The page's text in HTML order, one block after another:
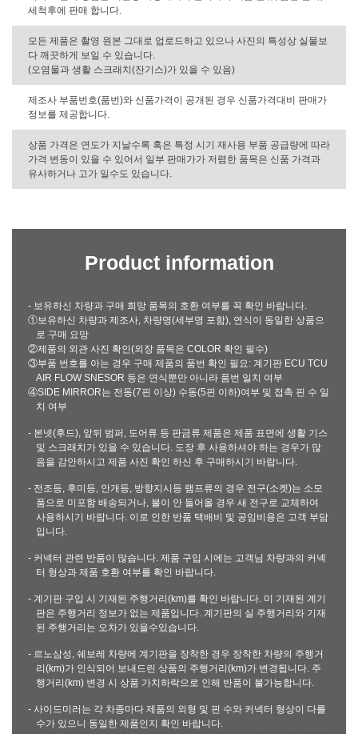
세척후에 판매 합니다.
모든 제품은 촬영 원본 그대로 업로드하고 있으나 사진의 특성상 실물보
다 깨끗하게 보일 수 있습니다.
(오염물과 생활 스크래치(잔기스)가 있을 수 있음)
제조사 부품번호(품번)와 신품가격이 공개된 경우 신품가격대비 판매가
정보를 제공합니다.
상품 가격은 연도가 지날수록 혹은 특정 시기 재사용 부품 공급량에 따라
가격 변동이 있을 수 있어서 일부 판매가가 저렴한 품목은 신품 가격과
유사하거나 고가 일수도 있습니다.
Product information
- 보유하신 차량과 구매 희망 품목의 호환 여부를 꼭 확인 바랍니다.
①보유하신 차량과 제조사, 차량명(세부명 포함), 연식이 동일한 상품으
로 구매 요망
②제품의 외관 사진 확인(외장 품목은 COLOR 확인 필수)
③부품 번호를 아는 경우 구매 제품의 품번 확인 필요: 계기판 ECU TCU
AIR FLOW SNESOR 등은 연식뿐만 아니라 품번 일치 여부
④SIDE MIRROR는 전동(7핀 이상) 수동(5핀 이하)여부 및 접촉 핀 수 일
치 여부
- 본넷(후드), 앞뒤 범퍼, 도어류 등 판금류 제품은 제품 표면에 생활 기스
및 스크래치가 있을 수 있습니다. 도장 후 사용하셔야 하는 경우가 많
음을 감안하시고 제품 사진 확인 하신 후 구매하시기 바랍니다.
- 전조등, 후미등, 안개등, 방향지시등 램프류의 경우 전구(소켓)는 소모
품으로 미포함 배송되거나, 불이 안 들어올 경우 새 전구로 교체하여
사용하시기 바랍니다. 이로 인한 반품 택배비 및 공임비용은 고객 부담
입니다.
- 커넥터 관련 반품이 많습니다. 제품 구입 시에는 고객님 차량과의 커넥
터 형상과 제품 호환 여부를 확인 바랍니다.
- 계기판 구입 시 기재된 주행거리(km)를 확인 바랍니다. 미 기재된 계기
판은 주행거리 정보가 없는 제품입니다. 계기판의 실 주행거리와 기재
된 주행거리는 오차가 있을수있습니다.
- 르노삼성, 쉐보레 차량에 계기판을 장착한 경우 장착한 차량의 주행거
리(km)가 인식되어 보내드린 상품의 주행거리(km)가 변경됩니다. 주
행거리(km) 변경 시 상품 가치하락으로 인해 반품이 불가능합니다.
- 사이드미러는 각 차종마다 제품의 외형 및 핀 수와 커넥터 형상이 다를
수가 있으니 동일한 제품인지 확인 바랍니다.